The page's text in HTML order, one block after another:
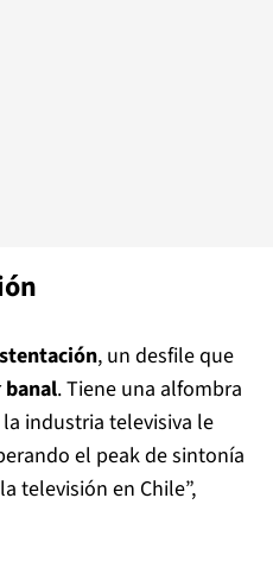
, un desfile que
banal. Tiene una alfombra
industria televisiva le
el peak de sintonía
televisión en Chile”,